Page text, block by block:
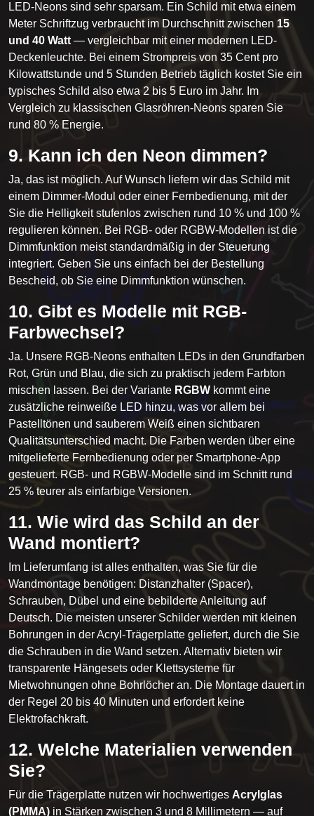
LED-Neons sind sehr sparsam. Ein Schild mit etwa einem
Meter Schriftzug verbraucht im Durchschnitt zwischen 15
und 40 Watt — vergleichbar mit einer modernen LED-
Deckenleuchte. Bei einem Strompreis von 35 Cent pro
Kilowattstunde und 5 Stunden Betrieb täglich kostet Sie ein
typisches Schild also etwa 2 bis 5 Euro im Jahr. Im
Vergleich zu klassischen Glasröhren-Neons sparen Sie
rund 80 % Energie.
9. Kann ich den Neon dimmen?
Ja, das ist möglich. Auf Wunsch liefern wir das Schild mit
einem Dimmer-Modul oder einer Fernbedienung, mit der
Sie die Helligkeit stufenlos zwischen rund 10 % und 100 %
regulieren können. Bei RGB- oder RGBW-Modellen ist die
Dimmfunktion meist standardmäßig in der Steuerung
integriert. Geben Sie uns einfach bei der Bestellung
Bescheid, ob Sie eine Dimmfunktion wünschen.
10. Gibt es Modelle mit RGB-
Farbwechsel?
Ja. Unsere RGB-Neons enthalten LEDs in den Grundfarben
Rot, Grün und Blau, die sich zu praktisch jedem Farbton
mischen lassen. Bei der Variante RGBW kommt eine
zusätzliche reinweiße LED hinzu, was vor allem bei
Pastelltönen und sauberem Weiß einen sichtbaren
Qualitätsunterschied macht. Die Farben werden über eine
mitgelieferte Fernbedienung oder per Smartphone-App
gesteuert. RGB- und RGBW-Modelle sind im Schnitt rund
25 % teurer als einfarbige Versionen.
11. Wie wird das Schild an der
Wand montiert?
Im Lieferumfang ist alles enthalten, was Sie für die
Wandmontage benötigen: Distanzhalter (Spacer),
Schrauben, Dübel und eine bebilderte Anleitung auf
Deutsch. Die meisten unserer Schilder werden mit kleinen
Bohrungen in der Acryl-Trägerplatte geliefert, durch die Sie
die Schrauben in die Wand setzen. Alternativ bieten wir
transparente Hängesets oder Klettsysteme für
Mietwohnungen ohne Bohrlöcher an. Die Montage dauert in
der Regel 20 bis 40 Minuten und erfordert keine
Elektrofachkraft.
12. Welche Materialien verwenden
Sie?
Für die Trägerplatte nutzen wir hochwertiges Acrylglas
(PMMA) in Stärken zwischen 3 und 8 Millimetern — auf